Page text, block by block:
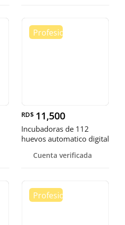
RD$ 11,500
Incubadoras de 112
huevos automatico digital
Cuenta verificada